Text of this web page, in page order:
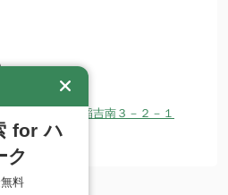
人 新和会
すみがうら市稲吉南３－２－１
for ハ
ク
料